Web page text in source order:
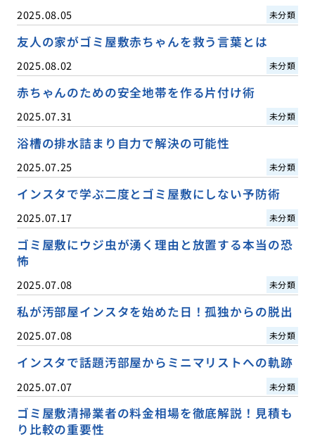
2025.08.05 未分類
友人の家がゴミ屋敷赤ちゃんを救う言葉とは
2025.08.02 未分類
赤ちゃんのための安全地帯を作る片付け術
2025.07.31 未分類
浴槽の排水詰まり自力で解決の可能性
2025.07.25 未分類
インスタで学ぶ二度とゴミ屋敷にしない予防術
2025.07.17 未分類
ゴミ屋敷にウジ虫が湧く理由と放置する本当の恐
怖
2025.07.08 未分類
私が汚部屋インスタを始めた日！孤独からの脱出
2025.07.08 未分類
インスタで話題汚部屋からミニマリストへの軌跡
2025.07.07 未分類
ゴミ屋敷清掃業者の料金相場を徹底解説！見積も
り比較の重要性